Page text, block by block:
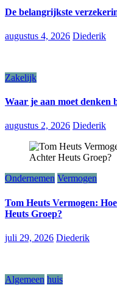
De belangrijkste
augustus 4, 2026 Diederik
Zakelijk
Waar je aan moet denken
augustus 2, 2026 Diederik
Ondernemen Vermogen
Tom Heuts Vermogen:
Heuts Groep?
juli 29, 2026 Diederik
Algemeen huis